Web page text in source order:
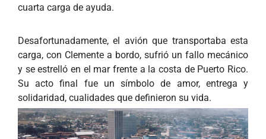
cuarta carga de ayuda.
Desafortunadamente, el avión que transportaba esta
carga, con Clemente a bordo, sufrió un fallo mecánico
y se estrelló en el mar frente a la costa de Puerto Rico.
Su acto final fue un símbolo de amor, entrega y
solidaridad, cualidades que definieron su vida.